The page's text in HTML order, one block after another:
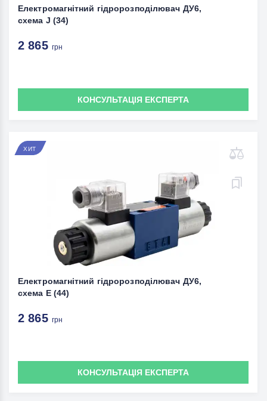
Електромагнітний гідророзподілювач ДУ6,
схема J (34)
2 865 грн
КОНСУЛЬТАЦІЯ ЕКСПЕРТА
ХИТ
Електромагнітний гідророзподілювач ДУ6,
схема E (44)
2 865 грн
КОНСУЛЬТАЦІЯ ЕКСПЕРТА